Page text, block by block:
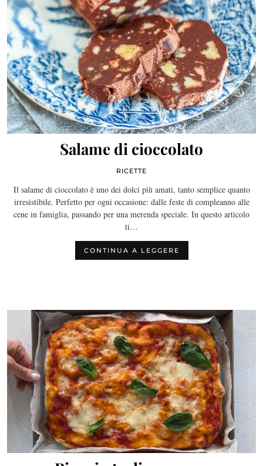
Salame di cioccolato
RICETTE
Il salame di cioccolato è uno dei dolci più amati, tanto semplice quanto
irresistibile. Perfetto per ogni occasione: dalle feste di compleanno alle
cene in famiglia, passando per una merenda speciale. In questo articolo
ti…
CONTINUA A LEGGERE